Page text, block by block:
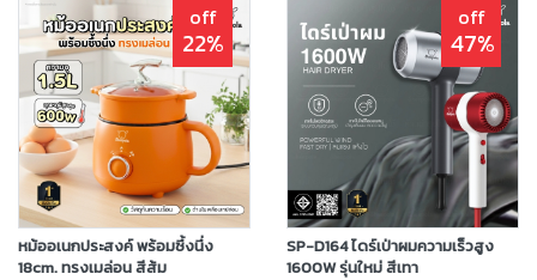
off
22%
หม้ออเนกประสงค์ พร้อมซึ้งนึ่ง
18cm. ทรงเมล่อน สีส้ม
off
47%
SP-D164 ไดร์เป่าผมความเร็วสูง
1600W รุ่นใหม่ สีเทา